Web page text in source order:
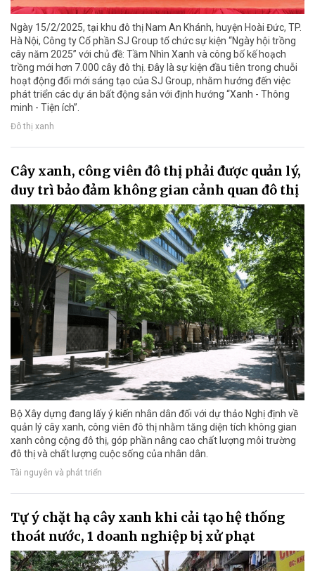
Ngày 15/2/2025, tại khu đô thị Nam An Khánh, huyện Hoài Đức, TP.
Hà Nội, Công ty Cổ phần SJ Group tổ chức sự kiện “Ngày hội trồng
cây năm 2025” với chủ đề: Tầm Nhìn Xanh và công bố kế hoạch
trồng mới hơn 7.000 cây đô thị. Đây là sự kiện đầu tiên trong chuỗi
hoạt động đổi mới sáng tạo của SJ Group, nhằm hướng đến việc
phát triển các dự án bất động sản với định hướng “Xanh - Thông
minh - Tiện ích”.
Đô thị xanh
Cây xanh, công viên đô thị phải được quản lý,
duy trì bảo đảm không gian cảnh quan đô thị
Bộ Xây dựng đang lấy ý kiến nhân dân đối với dự thảo Nghị định về
quản lý cây xanh, công viên đô thị nhằm tăng diện tích không gian
xanh công cộng đô thị, góp phần nâng cao chất lượng môi trường
đô thị và chất lượng cuộc sống của nhân dân.
Tài nguyên và phát triển
Tự ý chặt hạ cây xanh khi cải tạo hệ thống
thoát nước, 1 doanh nghiệp bị xử phạt